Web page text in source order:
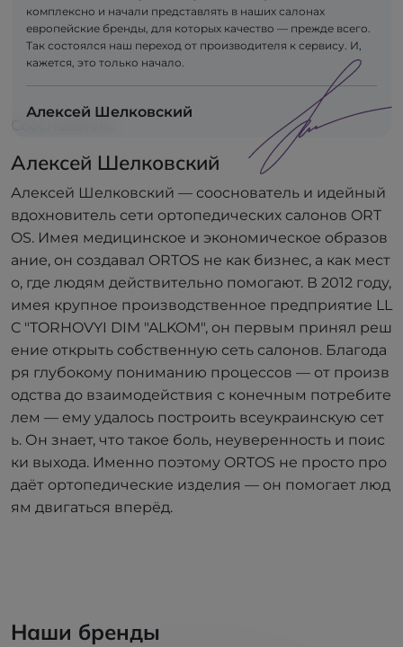
комплексно и начали представлять в наших салонах
европейские бренды, для которых качество — прежде всего.
Так состоялся наш переход от производителя к сервису. И,
кажется, это только начало.
Алексей Шелковский
Алексей Шелковский
Алексей Шелковский — сооснователь и идейный
вдохновитель сети ортопедических салонов ORT
OS. Имея медицинское и экономическое образов
ание, он создавал ORTOS не как бизнес, а как мест
о, где людям действительно помогают. В 2012 году,
имея крупное производственное предприятие LL
C "TORHOVYI DIM "ALKOM", он первым принял реш
ение открыть собственную сеть салонов. Благода
ря глубокому пониманию процессов — от произв
одства до взаимодействия с конечным потребите
лем — ему удалось построить всеукраинскую сет
ь. Он знает, что такое боль, неуверенность и поис
ки выхода. Именно поэтому ORTOS не просто про
даёт ортопедические изделия — он помогает люд
ям двигаться вперёд.
Наши бренды